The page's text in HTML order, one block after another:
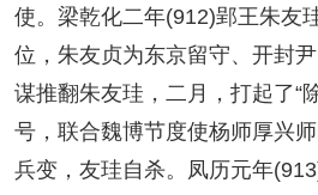
使。梁乾化二年(912)郢王朱友
位，朱友贞为东京留守、开封
谋推翻朱友珪，二月，打起了“
号，联合魏博节度使杨师厚兴
兵变，友珪自杀。凤历元年